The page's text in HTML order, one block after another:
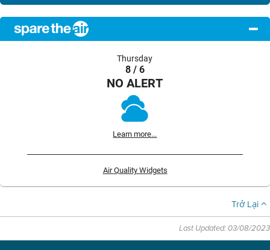
Thursday
8 / 6
NO ALERT
Learn more...
Air Quality Widgets
Trở Lại
Last Updated: 03/08/2023